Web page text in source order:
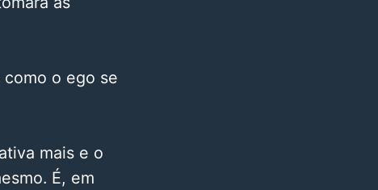
o ego se
mais e o
É, em